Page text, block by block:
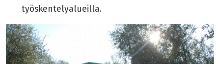
työskentelyalueilla.